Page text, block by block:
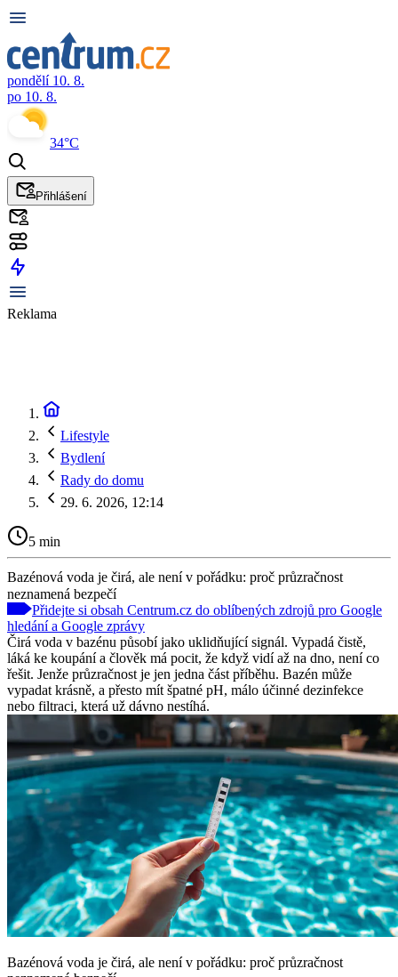
pondělí 10. 8.
po 10. 8.
34°C
Přihlášení
Reklama
Lifestyle
Bydlení
Rady do domu
29. 6. 2026, 12:14
5 min
Bazénová voda je čirá, ale není v pořádku: proč průzračnost
neznamená bezpečí
Přidejte si obsah Centrum.cz do oblíbených zdrojů pro Google
hledání a Google zprávy
Čirá voda v bazénu působí jako uklidňující signál. Vypadá čistě,
láká ke koupání a člověk má pocit, že když vidí až na dno, není co
řešit. Jenže průzračnost je jen jedna část příběhu. Bazén může
vypadat krásně, a přesto mít špatné pH, málo účinné dezinfekce
nebo filtraci, která už dávno nestíhá.
Bazénová voda je čirá, ale není v pořádku: proč průzračnost